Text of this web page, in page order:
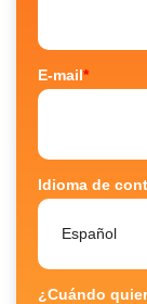
E-mail*
Idioma de
¿Cuándo